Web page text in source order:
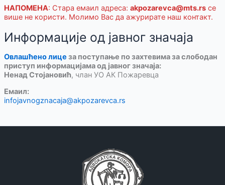
НАПОМЕНА: Стара емаил адреса: akpozarevca@mts.rsсе
више не користи. Молимо Вас да ажурирате наш контакт.
Информације од јавног значаја
Овлашћено лице за поступање по захтевима за слободан
приступ информацијама од јавног значаја:
Ненад Стојановић, члан УО АК Пожаревца
Емаил:
infojavnogznacaja@akpozarevca.rs